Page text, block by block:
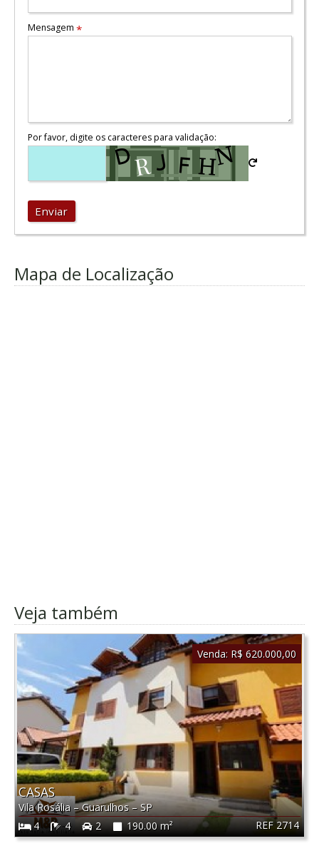
Mensagem *
Por favor, digite os caracteres para validação:
Enviar
Mapa de Localização
Veja também
REF 2714
CASAS
Vila Rosália–Guarulhos–SP
4
4 2 190.00 m²
Venda: R$ 620.000,00